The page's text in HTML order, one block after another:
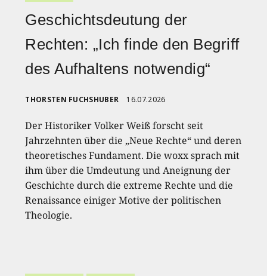
Geschichtsdeutung der
Rechten: „Ich finde den Begriff
des Aufhaltens notwendig“
THORSTEN FUCHSHUBER 16.07.2026
Der Historiker Volker Weiß forscht seit
Jahrzehnten über die „Neue Rechte“ und deren
theoretisches Fundament. Die woxx sprach mit
ihm über die Umdeutung und Aneignung der
Geschichte durch die extreme Rechte und die
Renaissance einiger Motive der politischen
Theologie.